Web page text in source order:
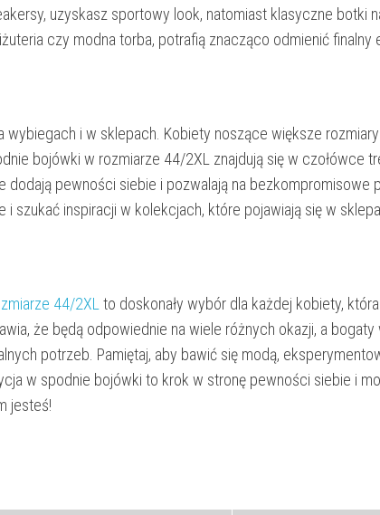
uzyskasz sportowy look, natomiast klasyczne botki
czy modna torba, potrafią znacząco odmienić finalny
i w sklepach. Kobiety noszące większe
bojówki w rozmiarze 44/2XL znajdują się w czołówce
pewności siebie i pozwalają na bezkompromisowe
szukać inspiracji w kolekcjach, które pojawiają się w
44/2XL to doskonały wybór dla każdej kobiety,
że będą odpowiednie na wiele różnych okazji, a bogaty
potrzeb. Pamiętaj, aby bawić się modą,
w spodnie bojówki to krok w stronę pewności siebie i
jesteś!